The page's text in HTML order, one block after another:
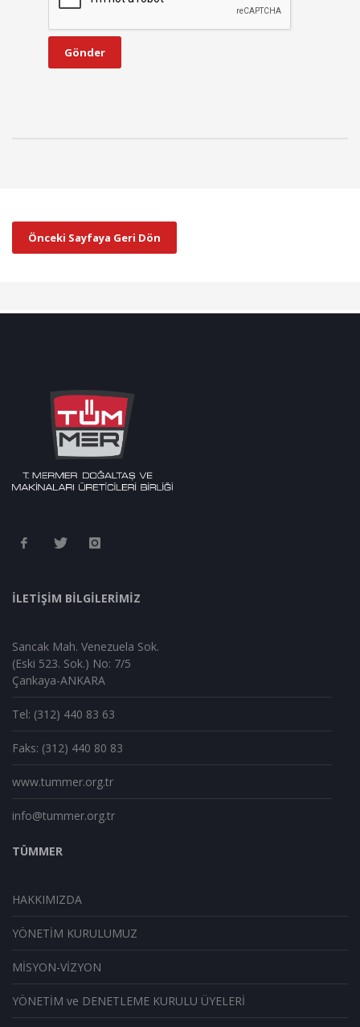
İLETİŞİM BİLGİLERİMİZ
Sancak Mah. Venezuela Sok.
(Eski 523. Sok.) No: 7/5
Çankaya-ANKARA
Tel: (312) 440 83 63
Faks: (312) 440 80 83
www.tummer.org.tr
info@tummer.org.tr
TÜMMER
HAKKIMIZDA
YÖNETİM KURULUMUZ
MİSYON-VİZYON
YÖNETİM ve DENETLEME KURULU ÜYELERİ